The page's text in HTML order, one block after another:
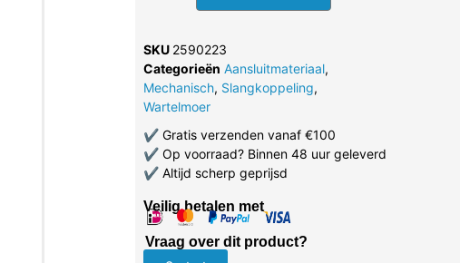
SKU 2590223
Categorieën Aansluitmateriaal,
Mechanisch, Slangkoppeling,
Wartelmoer
✔Gratis verzenden vanaf €100
✔Op voorraad? Binnen 48 uur geleverd
✔Altijd scherp geprijsd
Veilig betalen met
Vraag over dit product?